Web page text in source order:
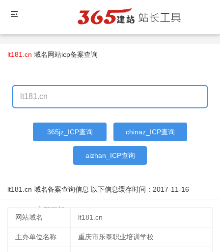
lt181.cn 域名网站icp备案查询
365jz_ICP查询 chinaz_ICP查询
aizhan_ICP查询
lt181.cn 域名备案查询信息 以下信息缓存时间： 2017-11-16
立即更新
网站域名
lt181.cn
主办单位名称 重庆市乐泰职业培训学校